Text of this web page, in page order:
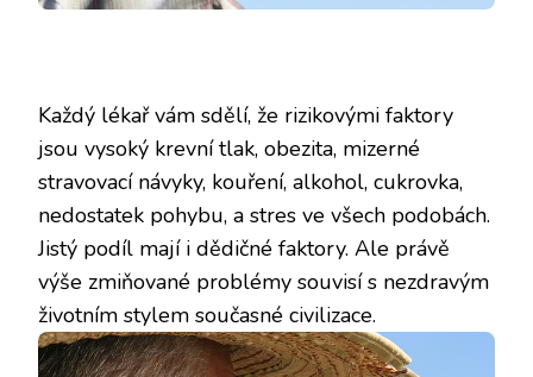
Každý lékař vám sdělí, že rizikovými faktory
jsou vysoký krevní tlak, obezita, mizerné
stravovací návyky, kouření, alkohol, cukrovka,
nedostatek pohybu, a stres ve všech podobách.
Jistý podíl mají i dědičné faktory. Ale právě
výše zmiňované problémy souvisí s nezdravým
životním stylem současné civilizace.